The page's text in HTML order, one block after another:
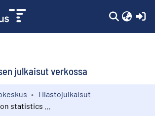
julkaisut verkossa
Tilastojulkaisut